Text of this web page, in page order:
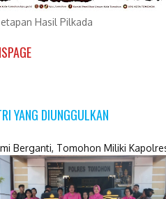
Hasil Pilkada
YANG DIUNGGULKAN
Berganti, Tomohon Miliki